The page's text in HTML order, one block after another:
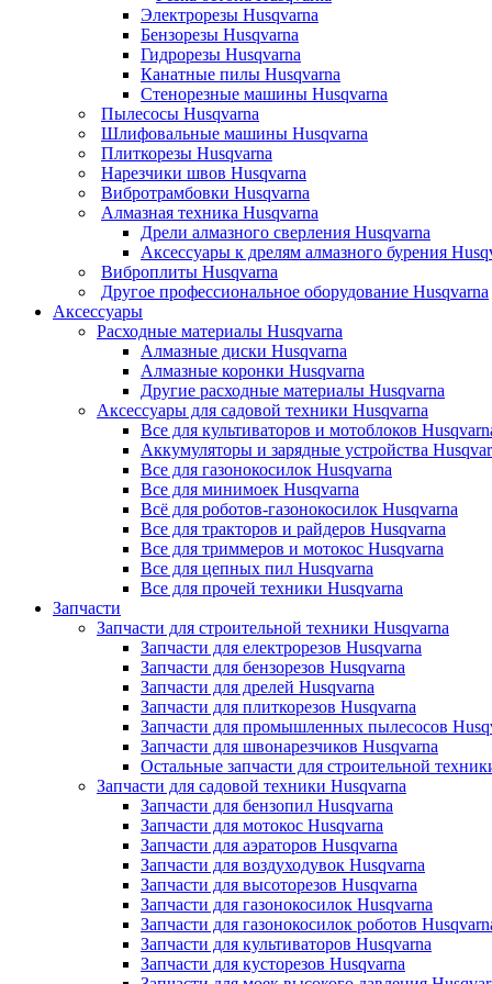
Электрорезы Husqvarna
Бензорезы Husqvarna
Гидрорезы Husqvarna
Канатные пилы Husqvarna
Стенорезные машины Husqvarna
Пылесосы Husqvarna
Шлифовальные машины Husqvarna
Плиткорезы Husqvarna
Нарезчики швов Husqvarna
Вибротрамбовки Husqvarna
Алмазная техника Husqvarna
Дрели алмазного сверления Husqvarna
Аксессуары к дрелям алмазного бурения
Виброплиты Husqvarna
Другое профессиональное оборудование Husqvarna
Аксессуары
Расходные материалы Husqvarna
Алмазные диски Husqvarna
Алмазные коронки Husqvarna
Другие расходные материалы Husqvarna
Аксессуары для садовой техники Husqvarna
Все для культиваторов и мотоблоков
Аккумуляторы и зарядные устройства
Все для газонокосилок Husqvarna
Все для минимоек Husqvarna
Всё для роботов-газонокосилок Husqvarna
Все для тракторов и райдеров Husqvarna
Все для триммеров и мотокос Husqvarna
Все для цепных пил Husqvarna
Все для прочей техники Husqvarna
Запчасти
Запчасти для строительной техники Husqvarna
Запчасти для електрорезов Husqvarna
Запчасти для бензорезов Husqvarna
Запчасти для дрелей Husqvarna
Запчасти для плиткорезов Husqvarna
Запчасти для промышленных пылесосов
Запчасти для швонарезчиков Husqvarna
Остальные запчасти для строительной
Запчасти для садовой техники Husqvarna
Запчасти для бензопил Husqvarna
Запчасти для мотокос Husqvarna
Запчасти для аэраторов Husqvarna
Запчасти для воздуходувок Husqvarna
Запчасти для высоторезов Husqvarna
Запчасти для газонокосилок Husqvarna
Запчасти для газонокосилок роботов
Запчасти для культиваторов Husqvarna
Запчасти для кусторезов Husqvarna